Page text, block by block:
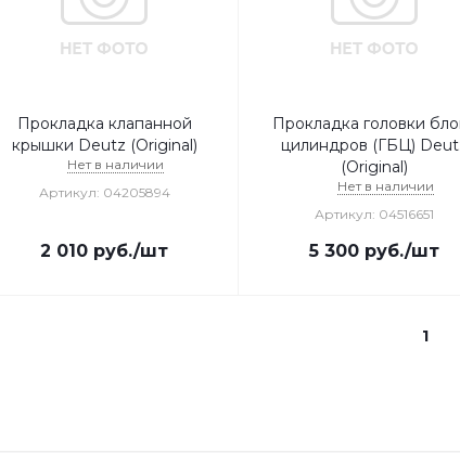
Прокладка клапанной
крышки Deutz (Original)
Нет в наличии
Артикул: 04205894
2 010 руб./шт
Прокладка головки
цилиндров (ГБЦ)
(Original)
Нет в наличии
Артикул: 04516651
5 300 руб./шт
1